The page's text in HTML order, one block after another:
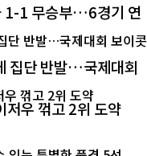
1-1 무승부…6경기 연
집단 반발…국제대회
우 꺾고 2위 도약